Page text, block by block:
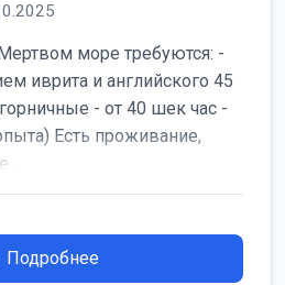
море требуются: -
иврита и английского 45
- от 40 шек час -
Есть проживание,
Подробнее